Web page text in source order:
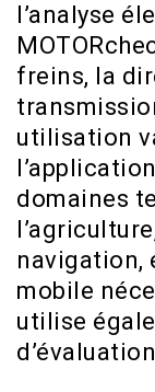
l’analyse
freins, la
utilisation
domaines
navigation,
mobile
utilise